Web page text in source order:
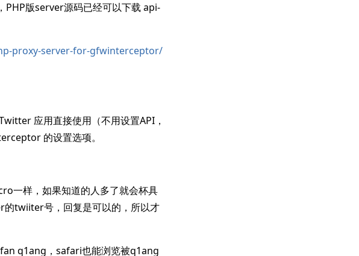
PHP版server源码已经可以下载 api-
proxy-server-for-gfwinterceptor/
应用直接使用（不用设置API，
的设置选项。
一样，如果知道的人多了就会杯具
twiiter号，回复是可以的，所以才
q1ang，safari也能浏览被q1ang